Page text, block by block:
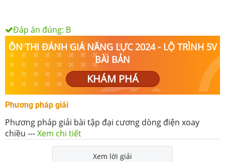
Đáp án đúng: B
ÔN THI ĐÁNH GIÁ NĂNG LỰC 2024 - LỘ TRÌNH 5V
BÀI BẢN
KHÁM PHÁ
Phương pháp giải
Phương pháp giải bài tập đại cương dòng điện xoay
chiều ---Xem chi tiết
Xem lời giải